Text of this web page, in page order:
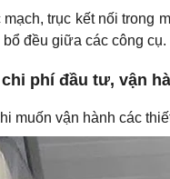
mạch, trục kết nối trong
bổ đều giữa các công cụ.
phí đầu tư, vận
muốn vận hành các